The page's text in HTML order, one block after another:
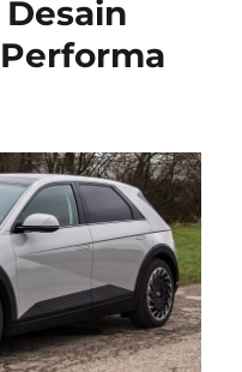
untuk
Eksekutif